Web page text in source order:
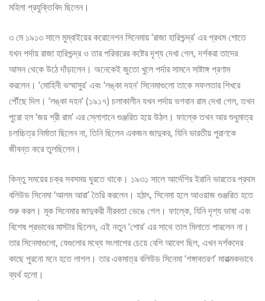
মহিলা প্রযুক্তিবিদ ছিলেন।
৩ মে ১৯১৩ সালে মুম্বাইয়ের করোনেশন সিনেমায় ‘রাজা হারিশ্চন্দ্র’ এর প্রথম শোতে
যখন পর্দায় রাজা হারিশ্চন্দ্র ও তার পরিবারের কষ্টের দৃশ্য দেখা গেল, দর্শকরা তাদের
আসন থেকে উঠে দাঁড়ালেন। অনেকেই জুতো খুলে পর্দার সামনে সাষ্টাঙ্গ প্রণাম
করলেন। ‘মোহিনী ভস্মাসুর’ এবং ‘লঙ্কা দহন’ সিনেমাগুলো তাকে সফলতার শিখরে
পৌঁছে দিল। ‘লঙ্কা দহন’ (১৯১৭) চলাকালীন যখন পর্দায় ভগবান রাম দেখা গেল, তখন
পুরো হল ‘জয় শ্রী রাম’ এর স্লোগানে গুঞ্জরিত হয়ে উঠল। ফাল্কে তখন আর শুধুমাত্র
চলচ্চিত্র নির্মাতা ছিলেন না, তিনি ছিলেন একজন জাদুকর, যিনি ভারতীয় পুরাণকে
জীবন্ত করে তুলছিলেন।
কিন্তু সময়ের চক্র সবসময় ঘুরতে থাকে। ১৯৩১ সালে আর্দেশির ইরানি ভারতের প্রথম
বলিউড সিনেমা ‘আলম আরা’ তৈরি করলেন। হঠাৎ, সিনেমা হলে আওয়াজ গুঞ্জরিত হতে
শুরু করল। মূক সিনেমার জাদুকরী নীরবতা ভেঙে গেল। ফাল্কে, যিনি দৃশ্য ভাষা এবং
বিশেষ প্রভাবের মাস্টার ছিলেন, এই নতুন ‘শোর’ এর সাথে তাল মিলাতে পারলেন না।
তার সিনেমাগুলো, যেগুলোর মধ্যে সংলাপের চেয়ে বেশি আবেগ ছিল, এখন দর্শকদের
কাছে পুরনো মনে হতে লাগল। তার একমাত্র বলিউড সিনেমা ‘গঙ্গাবতরণ’ মারাত্মকভাবে
ব্যর্থ হলো।